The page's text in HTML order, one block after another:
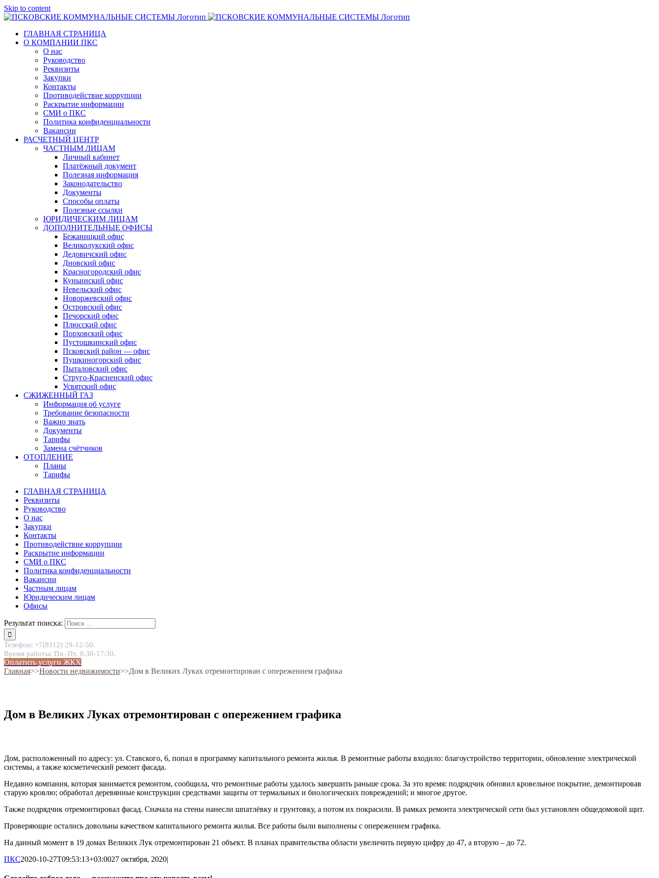
Skip to content
ГЛАВНАЯ СТРАНИЦА
О КОМПАНИИ ПКС
О нас
Руководство
Реквизиты
Закупки
Контакты
Противодействие коррупции
Раскрытие информации
СМИ о ПКС
Политика конфиденциальности
Вакансии
РАСЧЕТНЫЙ ЦЕНТР
ЧАСТНЫМ ЛИЦАМ
Личный кабинет
Платёжный документ
Полезная информация
Законодательство
Документы
Способы оплаты
Полезные ссылки
ЮРИДИЧЕСКИМ ЛИЦАМ
ДОПОЛНИТЕЛЬНЫЕ ОФИСЫ
Бежаницкий офис
Великолукский офис
Дедовичский офис
Дновский офис
Красногородский офис
Куньинский офис
Невельский офис
Новоржевский офис
Островский офис
Печорский офис
Плюсский офис
Порховский офис
Пустошкинский офис
Псковский район — офис
Пушкиногорский офис
Пыталовский офис
Струго-Красненский офис
Усвятский офис
СЖИЖЕННЫЙ ГАЗ
Информация об услуге
Требование безопасности
Важно знать
Документы
Тарифы
Замена счётчиков
ОТОПЛЕНИЕ
Планы
Тарифы
ГЛАВНАЯ СТРАНИЦА
Реквизиты
Руководство
О нас
Закупки
Контакты
Противодействие коррупции
Раскрытие информации
СМИ о ПКС
Политика конфиденциальности
Вакансии
Частным лицам
Юридическим лицам
Офисы
Результат поиска:
Телефон: +7(8112) 29-12-50.
Время работы: Пн.-Пт. 8:30-17:30.
Оплатить услуги ЖКХ
Главная˃˃Новости недвижимости˃˃Дом в Великих Луках отремонтирован с опережением графика
Дом в Великих Луках отремонтирован с опережением графика
Дом, расположенный по адресу: ул. Ставского, 6, попал в программу капитального ремонта жилья. В ремонтные работы входило: благоустройство территории, обновление электрической
системы, а также косметический ремонт фасада.
Недавно компания, которая занимается ремонтом, сообщила, что ремонтные работы удалось завершить раньше срока. За это время: подрядчик обновил кровельное покрытие, демонтировав
старую кровлю; обработал деревянные конструкции средствами защиты от термальных и биологических повреждений; и многое другое.
Также подрядчик отремонтировал фасад. Сначала на стены нанесли шпатлёвку и грунтовку, а потом их покрасили. В рамках ремонта электрической сети был установлен общедомовой щит.
Проверяющие остались довольны качеством капитального ремонта жилья. Все работы были выполнены с опережением графика.
На данный момент в 19 домах Великих Лук отремонтирован 21 объект. В планах правительства области увеличить первую цифру до 47, а вторую – до 72.
ПКС2020-10-27T09:53:13+03:0027 октября, 2020|